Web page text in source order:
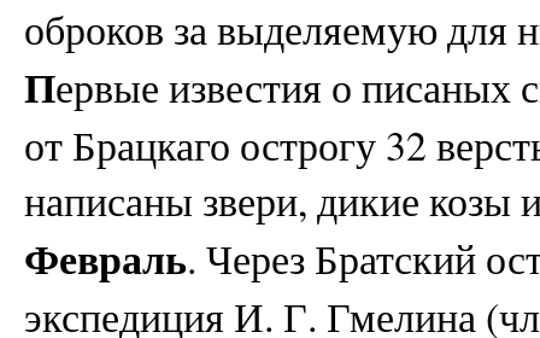
оброков за выделяемую для
Первые известия о писаных
от Брацкаго острогу 32
написаны звери, дикие
Февраль. Через Братский
экспедиция И. Г. Гмелина